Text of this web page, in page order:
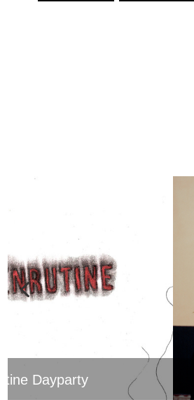
Alcabean